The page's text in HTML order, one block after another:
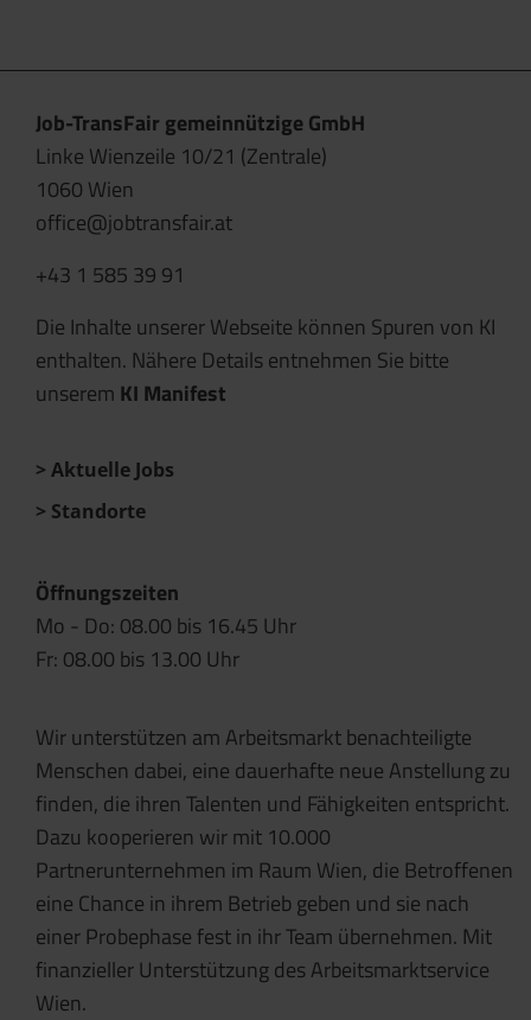
Job-TransFair gemeinnützige GmbH
Linke Wienzeile 10/21 (Zentrale)
1060 Wien
office@jobtransfair.at
+43 1 585 39 91
Die Inhalte unserer Webseite können Spuren von KI
enthalten. Nähere Details entnehmen Sie bitte
unserem KI Manifest
Aktuelle Jobs
Standorte
Öffnungszeiten
Mo - Do: 08.00 bis 16.45 Uhr
Fr: 08.00 bis 13.00 Uhr
Wir unterstützen am Arbeitsmarkt benachteiligte
Menschen dabei, eine dauerhafte neue Anstellung zu
finden, die ihren Talenten und Fähigkeiten entspricht.
Dazu kooperieren wir mit 10.000
Partnerunternehmen im Raum Wien, die Betroffenen
eine Chance in ihrem Betrieb geben und sie nach
einer Probephase fest in ihr Team übernehmen. Mit
finanzieller Unterstützung des Arbeitsmarktservice
Wien.